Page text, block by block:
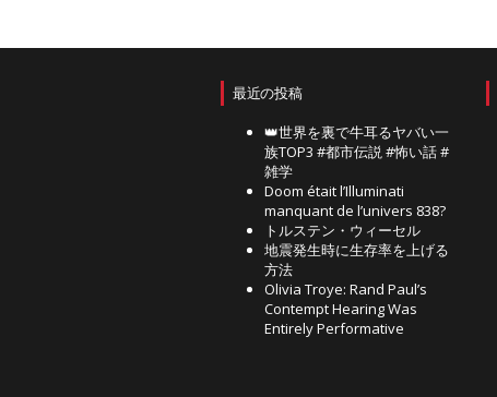
最近の投稿
👑世界を裏で牛耳るヤバい一
族TOP3 #都市伝説 #怖い話 #
雑学
Doom était l’Illuminati
manquant de l’univers 838?
トルステン・ウィーセル
地震発生時に生存率を上げる
方法
Olivia Troye: Rand Paul’s
Contempt Hearing Was
Entirely Performative